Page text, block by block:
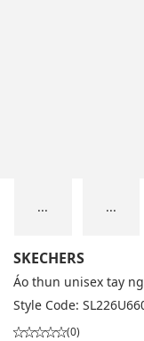
... ...
SKECHERS
Áo thun unisex tay
Style Code:
(0)